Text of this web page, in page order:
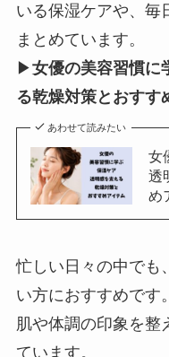
いる保湿ケアや、毎
まとめています。
▶女優の美容習慣に
る乾燥対策とおすす
あわせて読みたい
女
透
め
忙しい日々の中でも
い方におすすめです
肌や体調の印象を整
ています。